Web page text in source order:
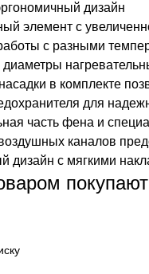
дизайн
элемент с
с разными
в комплекте
для
часть фена и
каналов
дизайн с мягкими
покупают